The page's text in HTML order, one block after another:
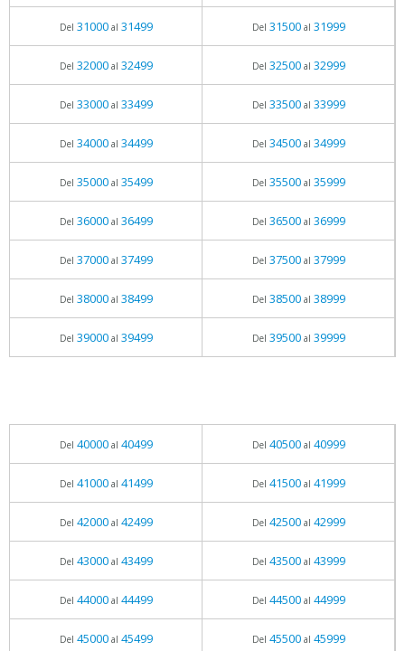
Del 31000al 31499 Del 31500al 31999
Del 32000al 32499 Del 32500al 32999
Del 33000al 33499 Del 33500al 33999
Del 34000al 34499 Del 34500al 34999
Del 35000al 35499 Del 35500al 35999
Del 36000al 36499 Del 36500al 36999
Del 37000al 37499 Del 37500al 37999
Del 38000al 38499 Del 38500al 38999
Del 39000al 39499 Del 39500al 39999
Del 40000al 40499 Del 40500al 40999
Del 41000al 41499 Del 41500al 41999
Del 42000al 42499 Del 42500al 42999
Del 43000al 43499 Del 43500al 43999
Del 44000al 44499 Del 44500al 44999
Del 45000al 45499 Del 45500al 45999